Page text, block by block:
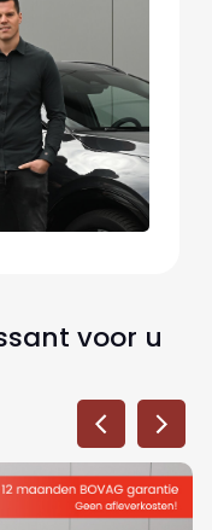
voor u